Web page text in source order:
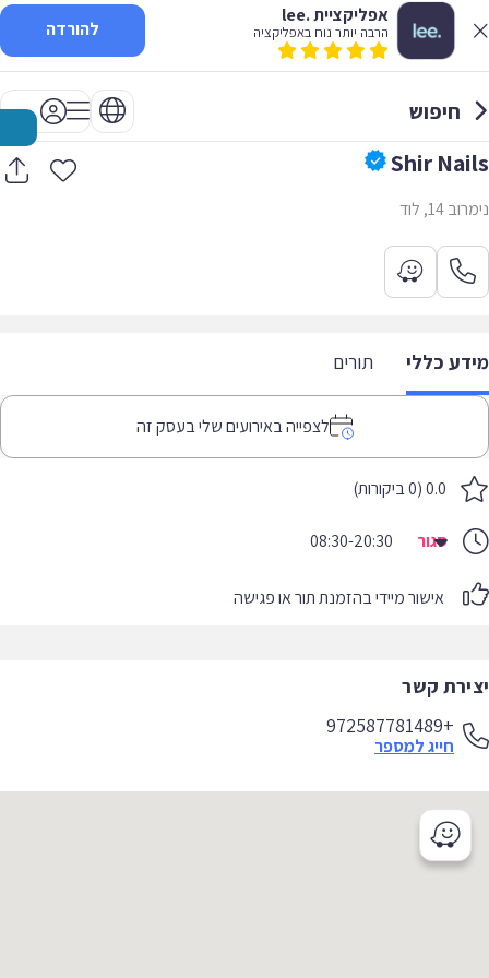
אפליקציית .lee
הרבה יותר נוח באפליקציה להורדה
חיפוש
Shir Nails
נימרוב 14, לוד
מידע כללי תורים
לצפייה באירועים שלי בעסק זה
0.0 (0 ביקורות)
סגור 08:30-20:30
אישור מיידי בהזמנת תור או פגישה
יצירת קשר
+972587781489
חייג למספר